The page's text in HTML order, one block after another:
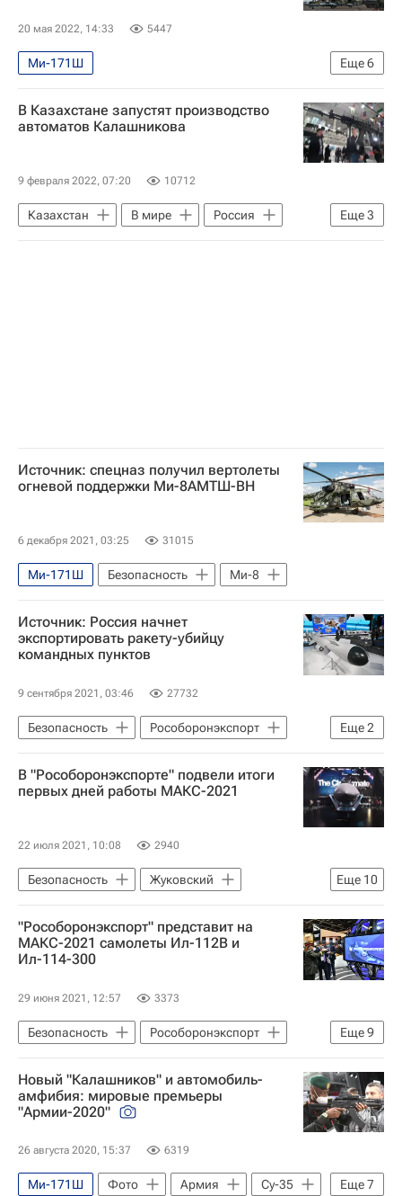
20 мая 2022, 14:33 5447
Еще6
Ми-171Ш
Специальная военная операция на Украине
Украина
Ка-52 "Аллигатор"
Рособоронэкспорт
В Казахстане запустят производство
автоматов Калашникова
9 февраля 2022, 07:20 10712
Еще3
Казахстан В мире
Россия
АК-12
Экономика Безопасность
Источник: спецназ получил вертолеты
огневой поддержки Ми-8АМТШ-ВН
6 декабря 2021, 03:25 31015
Ми-171Ш Безопасность Ми-8
Источник: Россия начнет
экспортировать ракету-убийцу
командных пунктов
9 сентября 2021, 03:46 27732
Еще2
Безопасность
Рособоронэкспорт
Дмитрий Шугаев
Россия
В "Рособоронэкспорте" подвели итоги
первых дней работы МАКС-2021
22 июля 2021, 10:08 2940
Еще 10
Безопасность
Жуковский
Рособоронэкспорт
СНГ
МиГ-35
Ка-52 "Аллигатор"
Ближний Восток
Александр Михеев
Россия
МАКС-2021
Авиасалон МАКС
"Рособоронэкспорт" представит на
МАКС-2021 самолеты Ил-112В и
Ил-114-300
29 июня 2021, 12:57 3373
Еще9
Безопасность
Рособоронэкспорт
Ростех
Ил-112
Александр Михеев
Ил-76МД
Ми-28НЭ
ИЛ-112В
Авиасалон МАКС
МАКС-2021
Новый "Калашников" и автомобиль-
амфибия: мировые премьеры
"Армии-2020"
26 августа 2020, 15:37 6319
Еще7
Ми-171Ш Фото Армия
Су-35